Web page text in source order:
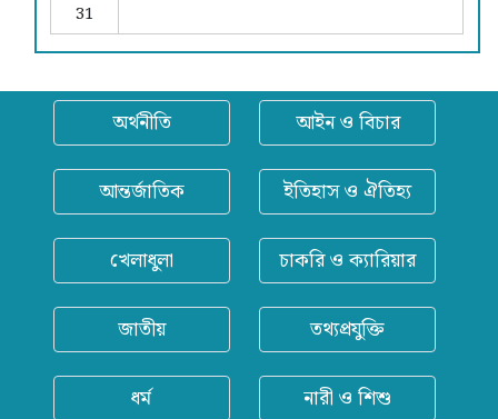
31
অর্থনীতি আইন ও বিচার
আন্তর্জাতিক ইতিহাস ও ঐতিহ্য
খেলাধুলা চাকরি ও ক্যারিয়ার
জাতীয় তথ্যপ্রযুক্তি
ধর্ম নারী ও শিশু